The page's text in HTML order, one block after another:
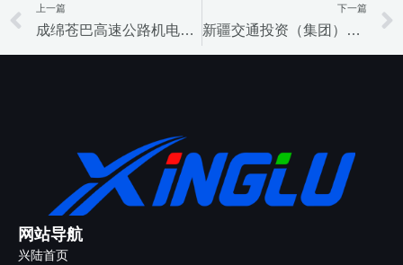
Prev
上一篇
成绵苍巴高速公路机电工程项目机电工程施工KSJD-1、KSJD-2
下一篇
新疆交通投资（集团）有限责任公司高速公路道自由流建设试点及乌拉泊南收费站优化改造项目
网站导航
兴陆首页